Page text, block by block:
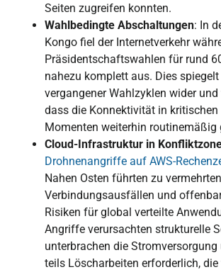
Seiten zugreifen konnten.
Wahlbedingte Abschaltungen: In
Kongo fiel der Internetverkehr
Präsidentschaftswahlen für rund
nahezu komplett aus. Dies
vergangener Wahlzyklen wider
dass die Konnektivität in
Momenten weiterhin routinemäßig
Cloud-Infrastruktur in
Drohnenangriffe auf AWS-
Nahen Osten führten zu vermehrten
Verbindungsausfällen und
Risiken für global verteilte
Angriffe verursachten strukturelle
unterbrachen die
teils Löscharbeiten erforderlich, die